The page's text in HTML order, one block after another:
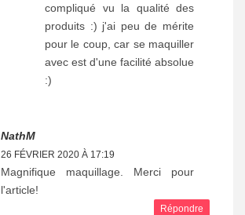
compliqué vu la qualité des
produits :) j'ai peu de mérite
pour le coup, car se maquiller
avec est d'une facilité absolue
:)
NathM
26 FÉVRIER 2020 À 17:19
Magnifique maquillage. Merci pour
l'article!
Répondre